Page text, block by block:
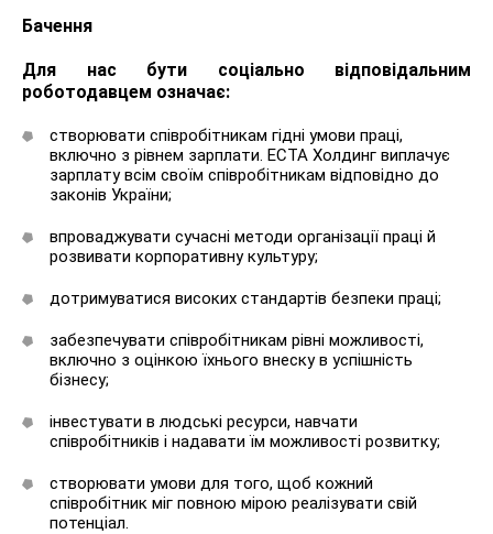
Бачення
Для нас бути соціально відповідальним
роботодавцем означає:
створювати співробітникам гідні умови праці,
включно з рівнем зарплати. ЕСТА Холдинг виплачує
зарплату всім своїм співробітникам відповідно до
законів України;
впроваджувати сучасні методи організації праці й
розвивати корпоративну культуру;
дотримуватися високих стандартів безпеки праці;
забезпечувати співробітникам рівні можливості,
включно з оцінкою їхнього внеску в успішність
бізнесу;
інвестувати в людські ресурси, навчати
співробітників і надавати їм можливості розвитку;
створювати умови для того, щоб кожний
співробітник міг повною мірою реалізувати свій
потенціал.